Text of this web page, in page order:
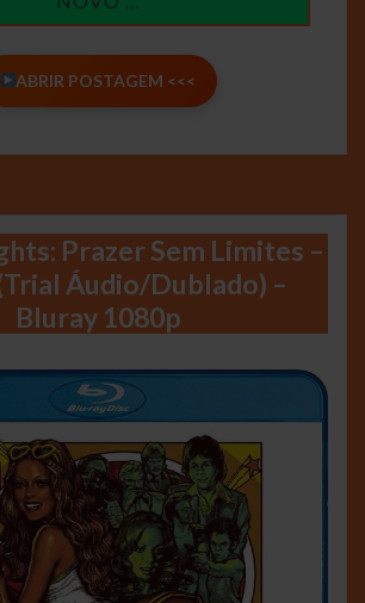
ABRIR POSTAGEM <<<
Prazer Sem Limites –
Áudio/Dublado) –
Bluray 1080p